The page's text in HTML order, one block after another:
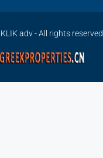
adv - All rights reserved